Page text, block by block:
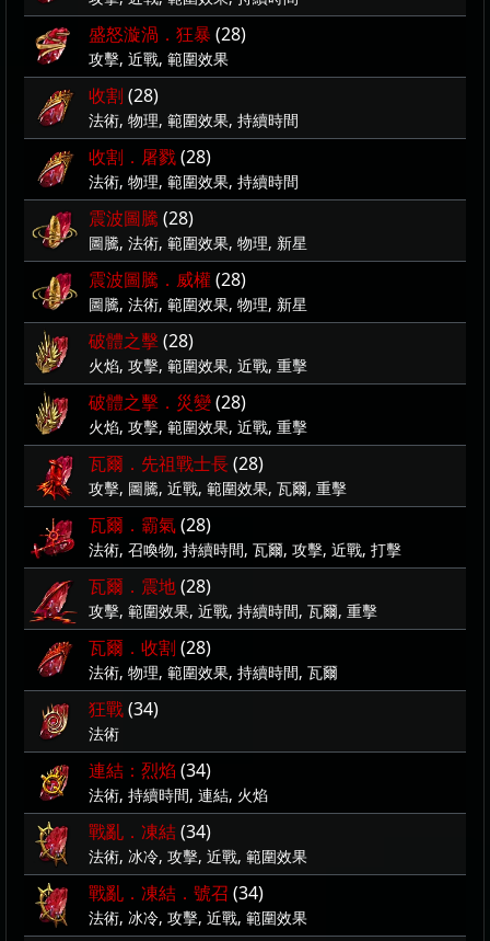
盛怒漩渦．狂暴 (28)
攻擊, 近戰, 範圍效果
收割 (28)
法術, 物理, 範圍效果, 持續時間
收割．屠戮(28)
法術, 物理, 範圍效果, 持續時間
震波圖騰 (28)
圖騰, 法術, 範圍效果, 物理, 新星
震波圖騰．威權(28)
圖騰, 法術, 範圍效果, 物理, 新星
破體之擊(28)
火焰, 攻擊, 範圍效果, 近戰, 重擊
破體之擊．災變(28)
火焰, 攻擊, 範圍效果, 近戰, 重擊
瓦爾．先祖戰士長(28)
攻擊, 圖騰, 近戰, 範圍效果, 瓦爾, 重擊
瓦爾．霸氣(28)
法術, 召喚物, 持續時間, 瓦爾, 攻擊, 近戰, 打擊
瓦爾．震地(28)
攻擊, 範圍效果, 近戰, 持續時間, 瓦爾, 重擊
瓦爾．收割 (28)
法術, 物理, 範圍效果, 持續時間, 瓦爾
狂戰(34)
法術
連結：烈焰 (34)
法術, 持續時間, 連結, 火焰
戰亂．凍結(34)
法術, 冰冷, 攻擊, 近戰, 範圍效果
戰亂．凍結．號召 (34)
法術, 冰冷, 攻擊, 近戰, 範圍效果